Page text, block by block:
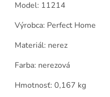
Model: 11214
Výrobca: Perfect Home
Materiál: nerez
Farba: nerezová
Hmotnosť: 0,167 kg